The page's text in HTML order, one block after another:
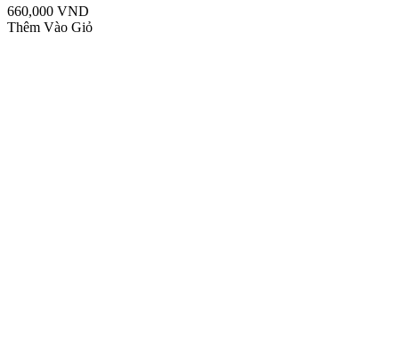
660,000 VND
Thêm Vào Giỏ